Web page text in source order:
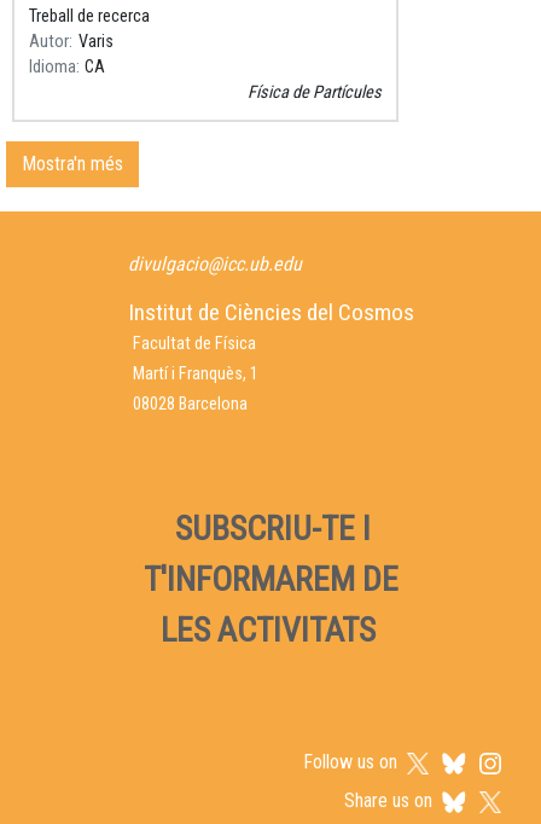
Treball de recerca
Autor Varis
Idioma CA
Física de Partícules
Mostra'n més
divulgacio@icc.ub.edu
Institut de Ciències del Cosmos
Facultat de Física
Martí i Franquès, 1
08028 Barcelona
SUBSCRIU-TE I
T'INFORMAREM DE
LES ACTIVITATS
Follow us on
Share us on